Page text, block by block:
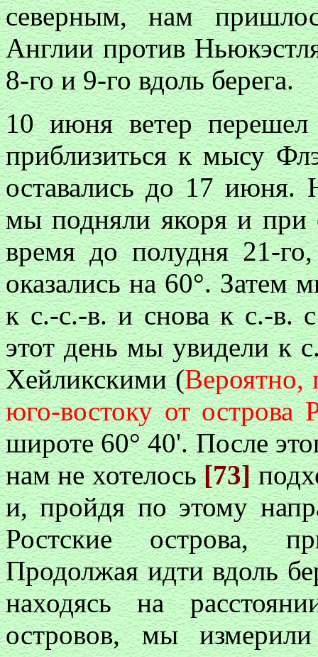
северным, нам
Англии против
8-го и 9-го вдоль берега.
10 июня ветер
приблизиться к мысу
оставались до 17 июня.
мы подняли якоря и при
время до полудня 21-
оказались на 60°. Затем
к с.-с.-в. и снова к с.-в.
этот день мы увидели к
Хейликскими (Вероятно,
юго-востоку от острова
широте 60° 40'. После
нам не хотелось[73]
и, пройдя по этому
Ростские острова,
Продолжая идти вдоль
находясь на
островов, мы